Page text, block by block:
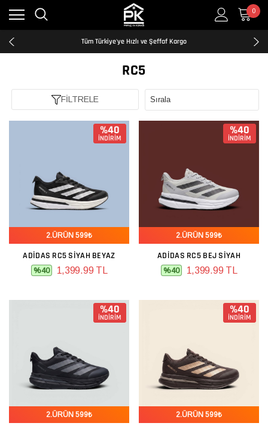
0
Kredi Kartına Taksit İmkanı
2500₺ ve Üzeri Ücretsiz Kargo
Tüm Türkiye'ye Hızlı ve Şeffaf Kargo
Kredi Kartına Taksit İmkanı
2500₺ ve Üzeri Ücretsiz Kargo
Tüm Türkiye'ye Hızlı ve Şeffaf Kargo
Kredi Kartına Taksit İmkanı
RC5
FİLTRELE
%40
İNDİRİM
2.ÜRÜN 599₺
ADIDAS RC5 SIYAH BEYAZ
%40 1,399.99 TL
%40
İNDİRİM
2.ÜRÜN 599₺
ADIDAS RC5 BEJ SIYAH
%40 1,399.99 TL
%40
İNDİRİM
2.ÜRÜN 599₺
%40
İNDİRİM
2.ÜRÜN 599₺